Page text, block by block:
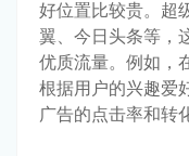
好位置比较贵。超
翼、今日头条等，
优质流量。例如，
根据用户的兴趣爱
广告的点击率和转